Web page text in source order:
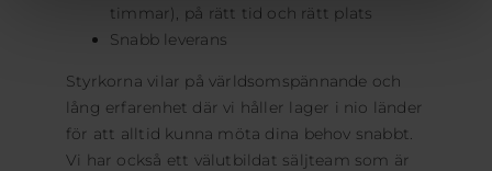
timmar), på rätt tid och rätt plats
Snabb leverans
Styrkorna vilar på världsomspännande och
lång erfarenhet där vi håller lager i nio länder
för att alltid kunna möta dina behov snabbt.
Vi har också ett välutbildat säljteam som är